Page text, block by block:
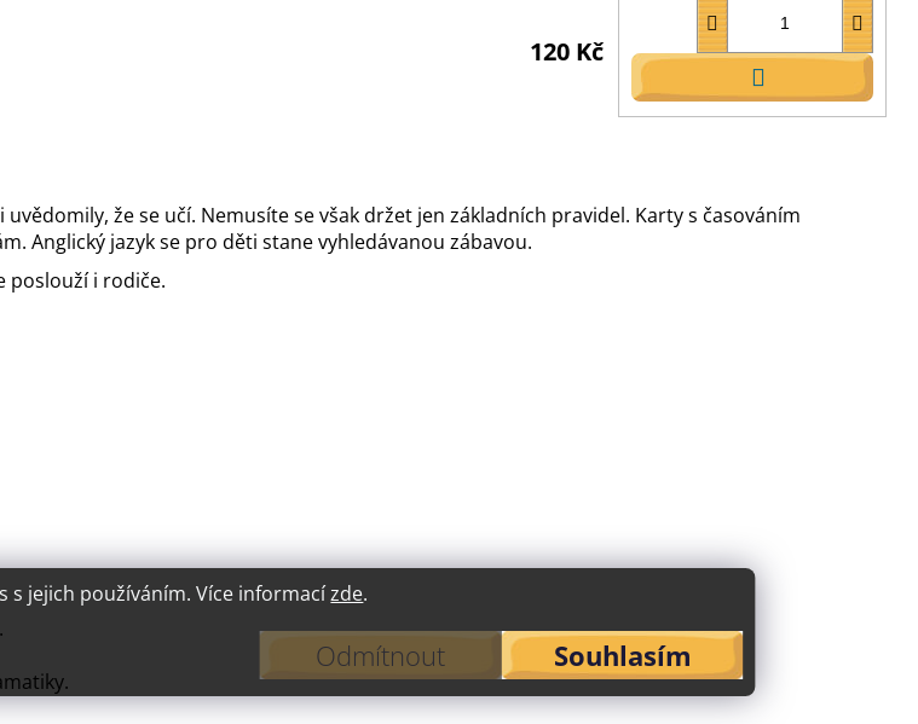
s jejich používáním. Více informacízde.
Odmítnout Souhlasím
120 Kč
DO
KOŠÍKU
že se učí. Nemusíte se však držet jen základních pravidel. Karty s časováním
Anglický jazyk se pro děti stane vyhledávanou zábavou.
poslouží i rodiče.